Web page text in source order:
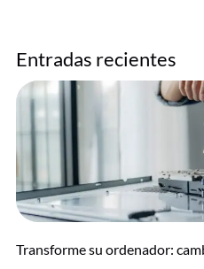
Entradas recientes
Transforme su ordenador: